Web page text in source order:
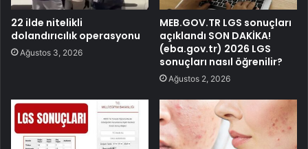
22 ilde nitelikli
dolandırıcılık operasyonu
Ağustos 3, 2026
MEB.GOV.TR LGS sonuçları
açıklandı SON DAKİKA!
(eba.gov.tr) 2026 LGS
sonuçları nasıl öğrenilir?
Ağustos 2, 2026